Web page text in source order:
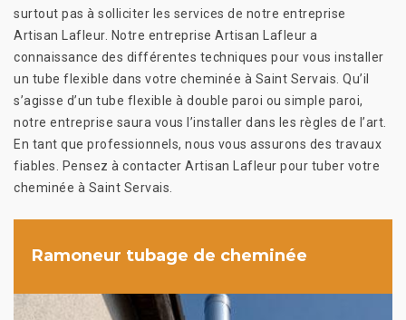
surtout pas à solliciter les services de notre entreprise
Artisan Lafleur. Notre entreprise Artisan Lafleur a
connaissance des différentes techniques pour vous installer
un tube flexible dans votre cheminée à Saint Servais. Qu’il
s’agisse d’un tube flexible à double paroi ou simple paroi,
notre entreprise saura vous l’installer dans les règles de l’art.
En tant que professionnels, nous vous assurons des travaux
fiables. Pensez à contacter Artisan Lafleur pour tuber votre
cheminée à Saint Servais.
Ramoneur tubage de cheminée